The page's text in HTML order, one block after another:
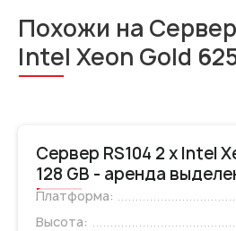
Похожи на
Intel Xeon Gold
Сервер RS104 2 x Intel
128 GB - аренда
Платформа:
Высота: